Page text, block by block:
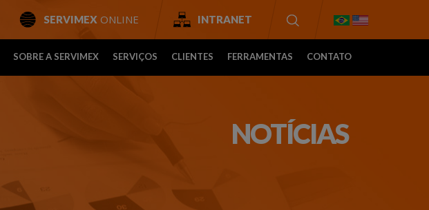
SERVIMEX ONLINE INTRANET
SOBRE A SERVIMEX SERVIÇOS CLIENTES FERRAMENTAS CONTATO
NOTÍCIAS